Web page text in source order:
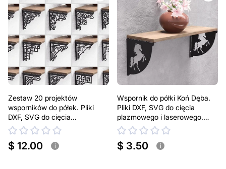
Zestaw 20 projektów
wsporników do półek. Pliki
DXF, SVG do cięcia
plazmowego i laserowego.
Uchwyt do półki
$ 12.00 i
Wspornik do półki Koń Dęba.
Pliki DXF, SVG do cięcia
plazmowego i laserowego.
Uchwyt do półki
$ 3.50 i